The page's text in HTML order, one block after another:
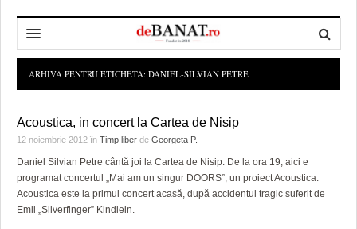
REDACȚIA DEBANAT
POLITICA DE COOKIES
POLITICA DE CONFIDENȚIALITATE
PRIMĂRIA TIMIŞOARA
CONSILIUL JUDEŢEAN TIMIŞ
PREFECTURA TIMIŞ
POLITICĂ
POLITICA
SPORT
POLI TIMISOARA
OPINII
ARHIVA PENTRU ETICHETA: DANIEL-SILVIAN PETRE
Acoustica, in concert la Cartea de Nisip
12 noiembrie 2012 în Timp liber de Georgeta P.
Daniel Silvian Petre cântă joi la Cartea de Nisip. De la ora 19, aici e
programat concertul „Mai am un singur DOORS”, un proiect Acoustica.
Acoustica este la primul concert acasă, după accidentul tragic suferit de
Emil „Silverfinger” Kindlein.